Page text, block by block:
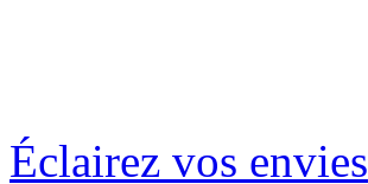
Éclairez vos envies